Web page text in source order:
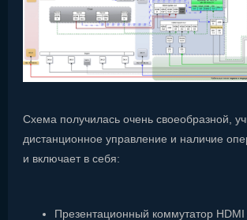
Схема получилась очень своеобразной,
дистанционное управление и наличие
и включает в себя:
Презентационный коммутатор